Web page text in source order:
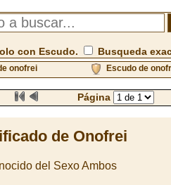
con Escudo. Busqueda
onofrei Escudo de
Página
de Onofrei
del Sexo Ambos